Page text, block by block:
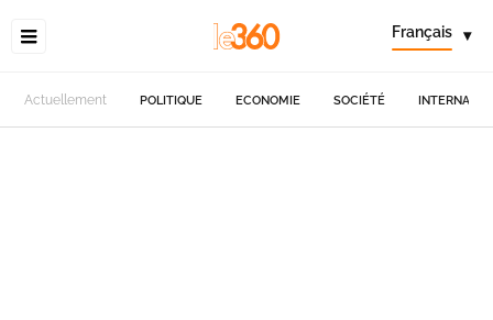
Français ▾
Actuellement POLITIQUE ECONOMIE SOCIÉTÉ